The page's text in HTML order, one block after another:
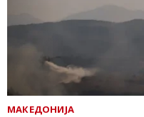
МАКЕДОНИЈА